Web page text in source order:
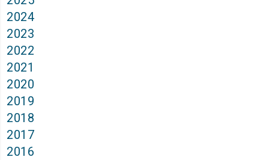
2024
2023
2022
2021
2020
2019
2018
2017
2016